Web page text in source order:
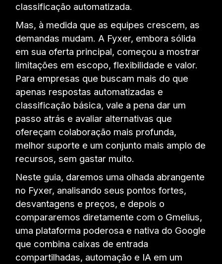
classificação automatizada.
Mas, à medida que as equipes crescem, as
demandas mudam. A Fyxer, embora sólida
em sua oferta principal, começou a mostrar
limitações em escopo, flexibilidade e valor.
Para empresas que buscam mais do que
apenas respostas automatizadas e
classificação básica, vale a pena dar um
passo atrás e avaliar alternativas que
ofereçam colaboração mais profunda,
melhor suporte e um conjunto mais amplo de
recursos, sem gastar muito.
Neste guia, daremos uma olhada abrangente
no Fyxer, analisando seus pontos fortes,
desvantagens e preços, e depois o
compararemos diretamente com o Gmelius,
uma plataforma poderosa e nativa do Google
que combina caixas de entrada
compartilhadas, automação e IA em um